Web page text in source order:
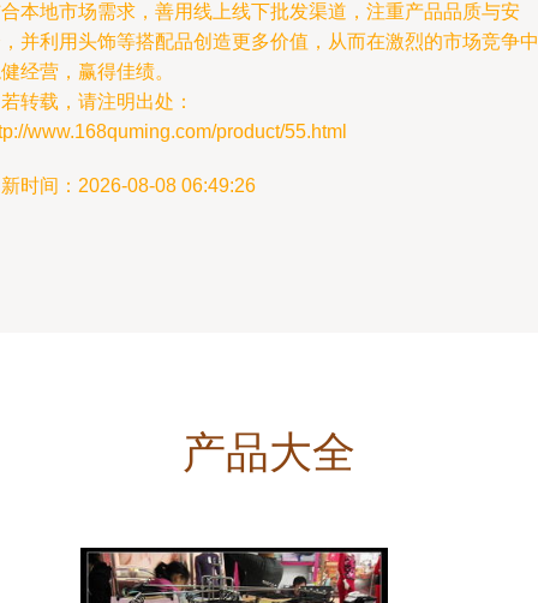
本地市场需求，善用线上线下批发渠道，注重产品品质与安
并利用头饰等搭配品创造更多价值，从而在激烈的市场竞争中
经营，赢得佳绩。
转载，请注明出处：
www.168quming.com/product/55.html
时间：2026-08-08 06:49:26
产品大全